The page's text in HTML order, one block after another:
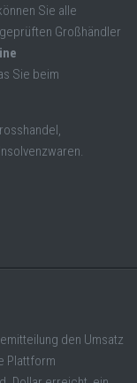
Sie alle
Großhändler
Sie beim
den Umsatz
Plattform